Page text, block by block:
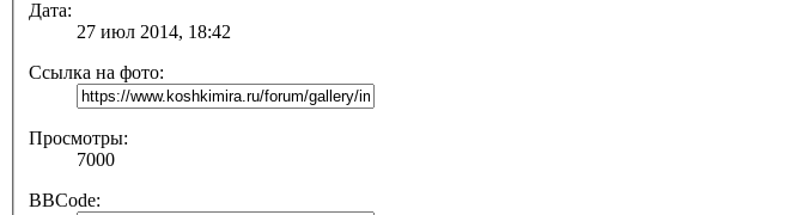
Дата:
27 июл 2014, 18:42
Ссылка на фото:
Просмотры:
7000
BBCode: